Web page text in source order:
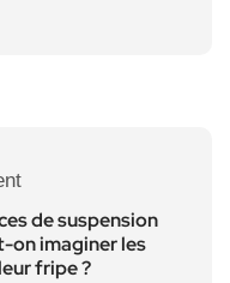
de suspension
on imaginer les
fripe ?